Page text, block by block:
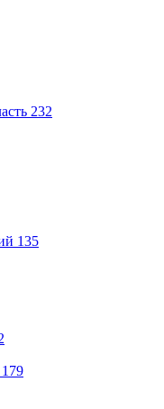
232
135
179